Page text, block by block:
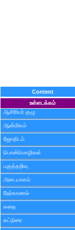
Content
உள்ளடக்கம்
ஆசிரியர் குழு
ஆன்மிகம்
ஜோதிடம்
பொன்மொழிகள்
பகுத்தறிவு
அடையாளம்
நேர்காணல்
கதை
கட்டுரை